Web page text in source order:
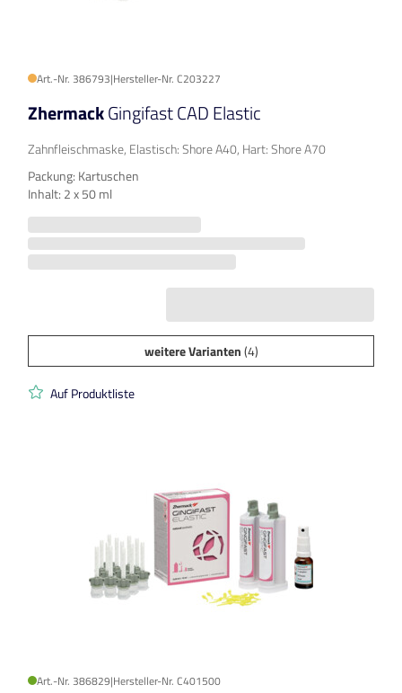
Art.-Nr. 386793|Hersteller-Nr. C203227
ZhermackGingifast CAD Elastic
Zahnfleischmaske, Elastisch: Shore A40, Hart: Shore A70
Packung: Kartuschen
Inhalt: 2 x 50 ml
weitere Varianten(4)
Auf Produktliste
Art.-Nr. 386829|Hersteller-Nr. C401500